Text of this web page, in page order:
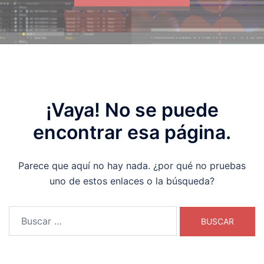
¡Vaya! No se puede
encontrar esa página.
Parece que aquí no hay nada. ¿por qué no pruebas
uno de estos enlaces o la búsqueda?